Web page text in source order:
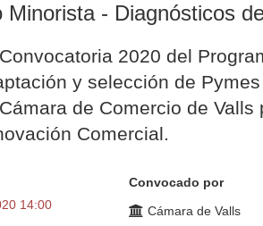
Minorista - Diagnósticos
2020 del
y selección de
de Comercio de Valls
Comercial.
14:00
Convocado por
Cámara de Valls